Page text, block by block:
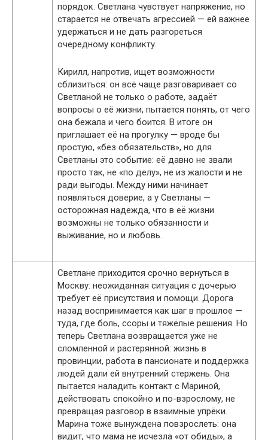
порядок. Светлана чувствует напряжение, но
старается не отвечать агрессией — ей важнее
удержаться и не дать разгореться
очередному конфликту.
Кирилл, напротив, ищет возможности
сблизиться: он всё чаще разговаривает со
Светланой не только о работе, задаёт
вопросы о её жизни, пытается понять, от чего
она бежала и чего боится. В итоге он
приглашает её на прогулку — вроде бы
простую, «без обязательств», но для
Светланы это событие: её давно не звали
просто так, не «по делу», не из жалости и не
ради выгоды. Между ними начинает
появляться доверие, а у Светланы —
осторожная надежда, что в её жизни
возможны не только обязанности и
выживание, но и любовь.
Светлане приходится срочно вернуться в
Москву: неожиданная ситуация с дочерью
требует её присутствия и помощи. Дорога
назад воспринимается как шаг в прошлое —
туда, где боль, ссоры и тяжёлые решения. Но
теперь Светлана возвращается уже не
сломленной и растерянной: жизнь в
провинции, работа в пансионате и поддержка
людей дали ей внутренний стержень. Она
пытается наладить контакт с Мариной,
действовать спокойно и по-взрослому, не
превращая разговор в взаимные упрёки.
Марина тоже вынуждена повзрослеть: она
видит, что мама не исчезла «от обиды», а